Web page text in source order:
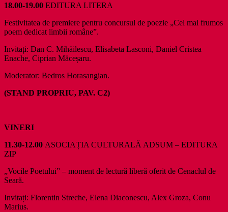
18.00-19.00 EDITURA LITERA
Festivitatea de premiere pentru concursul de poezie „Cel mai frumos
poem dedicat limbii române”.
Invitați: Dan C. Mihăilescu, Elisabeta Lasconi, Daniel Cristea
Enache, Ciprian Măceșaru.
Moderator: Bedros Horasangian.
(STAND PROPRIU, PAV. C2)
VINERI
11.30-12.00 ASOCIAȚIA CULTURALĂ ADSUM – EDITURA
ZIP
„Vocile Poetului” – moment de lectură liberă oferit de Cenaclul de
Seară.
Invitați: Florentin Streche, Elena Diaconescu, Alex Groza, Conu
Marius.